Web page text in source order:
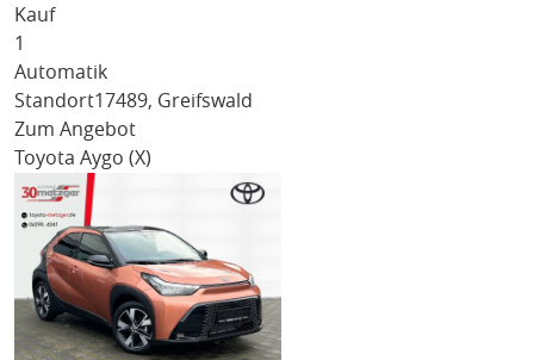
Kauf
1
Automatik
Standort17489, Greifswald
Zum Angebot
Toyota Aygo (X)